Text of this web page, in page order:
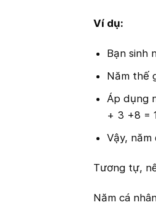
Ví dụ:
Bạn sinh
Năm thế
Áp dụng
+ 3 +8 =
Vậy,
Tương tự,
Năm cá